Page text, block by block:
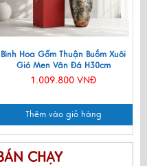
Bình Hoa Gốm Thuận Buồm Xuôi
Gió Men Vân Đá H30cm
LHGML01-5
1.009.800 VNĐ
Thêm vào giỏ hàng
CHẠY